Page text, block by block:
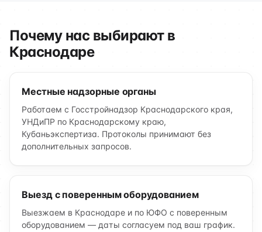
Почему нас выбирают в
Краснодаре
Местные надзорные органы
Работаем с Госстройнадзор Краснодарского края,
УНДиПР по Краснодарскому краю,
Кубаньэкспертиза. Протоколы принимают без
дополнительных запросов.
Выезд с поверенным оборудованием
Выезжаем в Краснодаре и по ЮФО с поверенным
оборудованием — даты согласуем под ваш график.